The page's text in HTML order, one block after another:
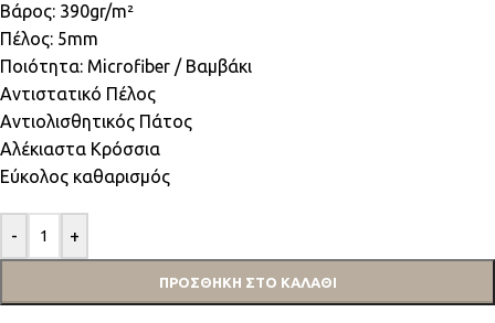
Βάρος: 390gr/m²
Πέλος: 5mm
Ποιότητα: Microfiber / Βαμβάκι
Αντιστατικό Πέλος
Αντιολισθητικός Πάτος
Αλέκιαστα Κρόσσια
Εύκολος καθαρισμός
- +
ΠΡΟΣΘΉΚΗ ΣΤΟ ΚΑΛΆΘΙ